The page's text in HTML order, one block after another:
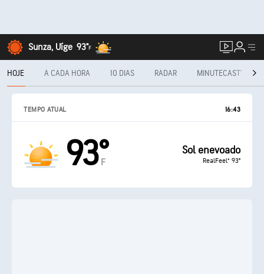
Sunza, Uíge 93°F
HOJE A CADA HORA 10 DIAS RADAR MINUTECAST®
TEMPO ATUAL 16:43
93°
F
Sol enevoado
RealFeel® 93°